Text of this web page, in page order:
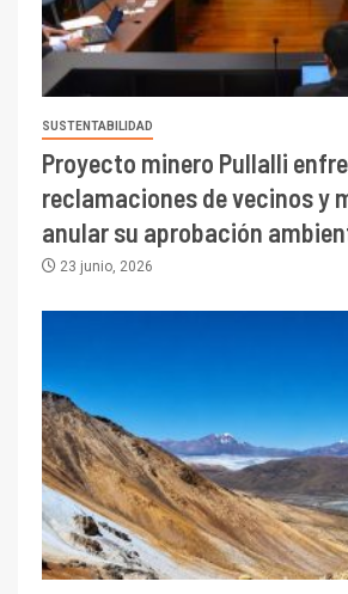
SUSTENTABILIDAD
Proyecto minero Pullalli
reclamaciones de vecinos y
anular su aprobación
23 junio, 2026
3
PIB minero
crecimiento
Central reporta
dispares en el
trimestre
4 I+D
Informe